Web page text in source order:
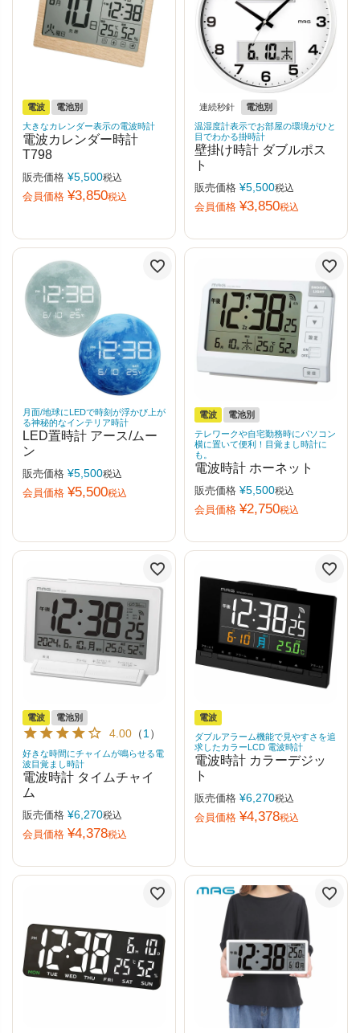
電波
電池別
大きなカレンダー表示の電波時計
電波カレンダー時計
T798
販売価格 ¥5,500税込
会員価格 ¥3,850税込
連続秒針
電池別
温湿度計表示でお部屋の環境がひと
目でわかる掛時計
壁掛け時計 ダブルポス
ト
販売価格 ¥5,500税込
会員価格 ¥3,850税込
月面/地球にLEDで時刻が浮かび上が
る神秘的なインテリア時計
LED置時計 アース/ムー
ン
販売価格 ¥5,500税込
会員価格 ¥5,500税込
電波
電池別
テレワークや自宅勤務時にパソコン
横に置いて便利！目覚まし時計に
も。
電波時計 ホーネット
販売価格 ¥5,500税込
会員価格 ¥2,750税込
電波 電池別
4.00 （1 ）
好きな時間にチャイムが鳴らせる電
波目覚まし時計
電波時計 タイムチャイ
ム
販売価格 ¥6,270税込
会員価格 ¥4,378税込
電波
ダブルアラーム機能で見やすさを追
求したカラーLCD 電波時計
電波時計 カラーデジッ
ト
販売価格 ¥6,270税込
会員価格 ¥4,378税込